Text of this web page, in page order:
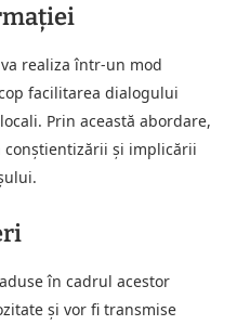
realiza într-un mod
facilitarea dialogului
Prin această abordare,
conștientizării și implicării
în cadrul acestor
și vor fi transmise